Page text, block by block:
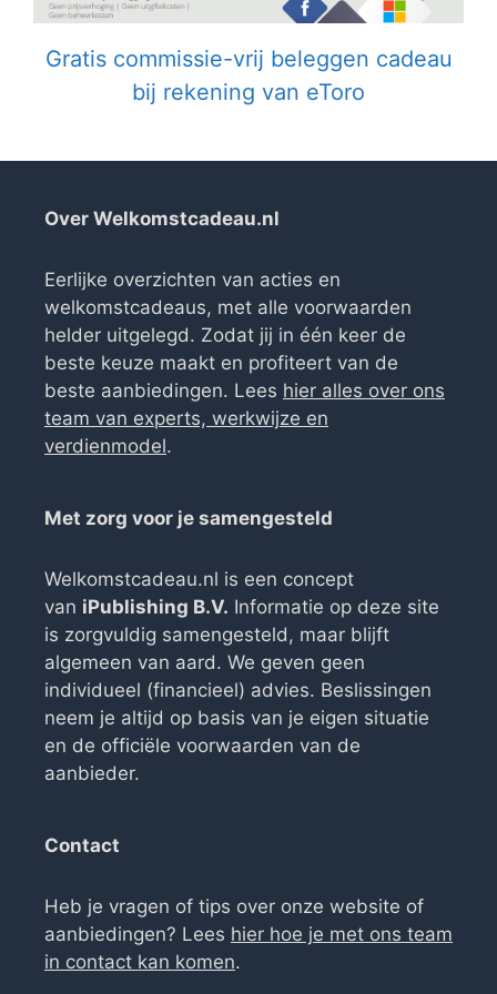
Gratis commissie-vrij beleggen cadeau
bij rekening van eToro
Over Welkomstcadeau.nl
Eerlijke overzichten van acties en
welkomstcadeaus, met alle voorwaarden
helder uitgelegd. Zodat jij in één keer de
beste keuze maakt en profiteert van de
beste aanbiedingen. Lees hier alles over ons
team van experts, werkwijze en
verdienmodel.
Met zorg voor je samengesteld
Welkomstcadeau.nl is een concept
van iPublishing B.V. Informatie op deze site
is zorgvuldig samengesteld, maar blijft
algemeen van aard. We geven geen
individueel (financieel) advies. Beslissingen
neem je altijd op basis van je eigen situatie
en de officiële voorwaarden van de
aanbieder.
Contact
Heb je vragen of tips over onze website of
aanbiedingen? Lees hier hoe je met ons team
in contact kan komen.